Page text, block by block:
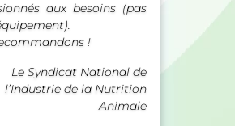
aux besoins (pas
!
Le Syndicat National de
l’Industrie de la Nutrition
Animale